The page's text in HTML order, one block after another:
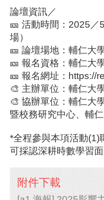
論壇資訊／
🎫 活動時間：2025／
場）
🎫 論壇場地：輔仁大
🎫 報名資格：輔仁大
🎫 報名網址：https://
🎨 主辦單位：輔仁大
🎨 協辦單位：輔仁大
暨校務研究中心、輔
*全程參與本項活動(1)
可採認深耕時數學習面
附件下載